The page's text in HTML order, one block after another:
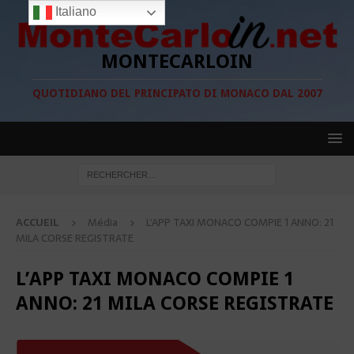
MONTECARLOIN
QUOTIDIANO DEL PRINCIPATO DI MONACO DAL 2007
ACCUEIL Média
L’APP TAXI MONACO COMPIE 1 ANNO: 21
MILA CORSE REGISTRATE
L’APP TAXI MONACO COMPIE 1
ANNO: 21 MILA CORSE REGISTRATE
Italiano